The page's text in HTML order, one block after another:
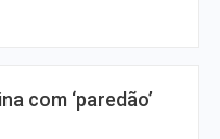
com ‘paredão’
Princípio de incêndio é
registrado durante